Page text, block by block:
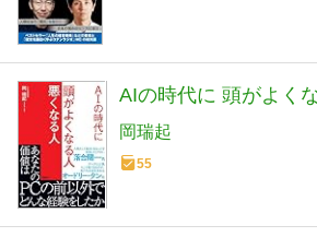
AIの時代に 頭がよく
岡瑞起
55